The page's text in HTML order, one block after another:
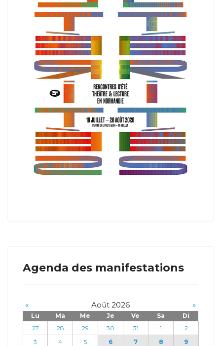
Agenda des manifestations
« Août 2026 »
Lu Ma Me Je Ve Sa
Di
27
28 29 30 31 1
2
3
4 5 6 7 8
9